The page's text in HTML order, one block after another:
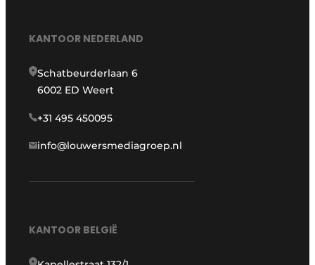
KANTOOR NEDERLAND
Schatbeurderlaan 6
6002 ED Weert
+31 495 450095
info@louwersmediagroep.nl
KANTOOR BELGIË